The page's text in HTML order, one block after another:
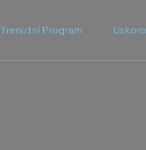
Trenutni Program Uskoro